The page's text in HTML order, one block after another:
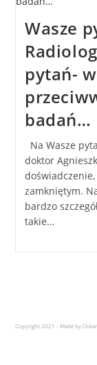
Wasze
pytań-
badań…
Na Wasze
doktor
zamkniętym.
bardzo
takie…
Copyright 2021 - Made by